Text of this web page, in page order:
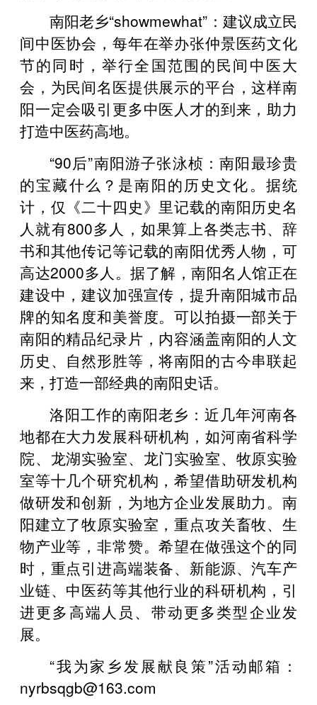
南阳老乡“showmewhat”：建议成立民
间中医协会，每年在举办张仲景医药文化
节的同时，举行全国范围的民间中医大
会，为民间名医提供展示的平台，这样南
阳一定会吸引更多中医人才的到来，助力
打造中医药高地。
“90后”南阳游子张泳桢：南阳最珍贵
的宝藏什么？是南阳的历史文化。据统
计，仅《二十四史》里记载的南阳历史名
人就有800多人，如果算上各类志书、辞
书和其他传记等记载的南阳优秀人物，可
高达2000多人。据了解，南阳名人馆正在
建设中，建议加强宣传，提升南阳城市品
牌的知名度和美誉度。可以拍摄一部关于
南阳的精品纪录片，内容涵盖南阳的人文
历史、自然形胜等，将南阳的古今串联起
来，打造一部经典的南阳史话。
洛阳工作的南阳老乡：近几年河南各
地都在大力发展科研机构，如河南省科学
院、龙湖实验室、龙门实验室、牧原实验
室等十几个研究机构，希望借助研发机构
做研发和创新，为地方企业发展助力。南
阳建立了牧原实验室，重点攻关畜牧、生
物产业等，非常赞。希望在做强这个的同
时，重点引进高端装备、新能源、汽车产
业链、中医药等其他行业的科研机构，引
进更多高端人员、带动更多类型企业发
展。
“我为家乡发展献良策”活动邮箱：
nyrbsqgb@163.com